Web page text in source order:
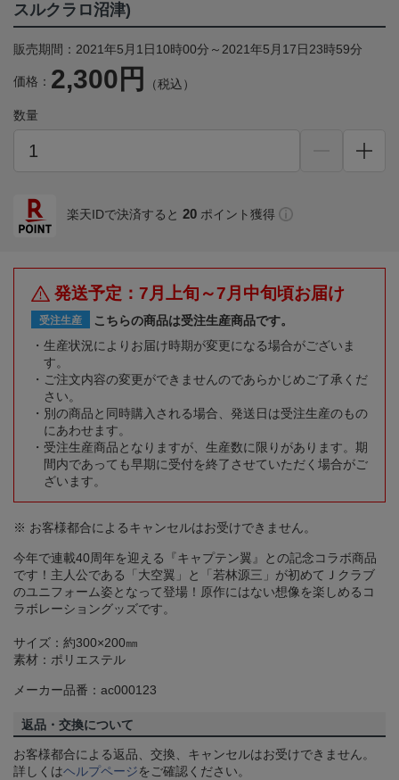
スルクラロ沼津)
販売期間：2021年5月1日10時00分～2021年5月17日23時59分
価格： 2,300円 （税込）
数量
楽天IDで決済すると 20 ポイント獲得
発送予定：7月上旬～7月中旬頃お届け
受注生産
こちらの商品は受注生産商品です。
生産状況によりお届け時期が変更になる場合がございま
す。
ご注文内容の変更ができませんのであらかじめご了承くだ
さい。
別の商品と同時購入される場合、発送日は受注生産のもの
にあわせます。
受注生産商品となりますが、生産数に限りがあります。期
間内であっても早期に受付を終了させていただく場合がご
ざいます。
※ お客様都合によるキャンセルはお受けできません。
今年で連載40周年を迎える『キャプテン翼』との記念コラボ商品
です！主人公である「大空翼」と「若林源三」が初めてＪクラブ
のユニフォーム姿となって登場！原作にはない想像を楽しめるコ
ラボレーショングッズです。
サイズ：約300×200㎜
素材：ポリエステル
メーカー品番：ac000123
返品・交換について
お客様都合による返品、交換、キャンセルはお受けできません。
詳しくはヘルプページをご確認ください。